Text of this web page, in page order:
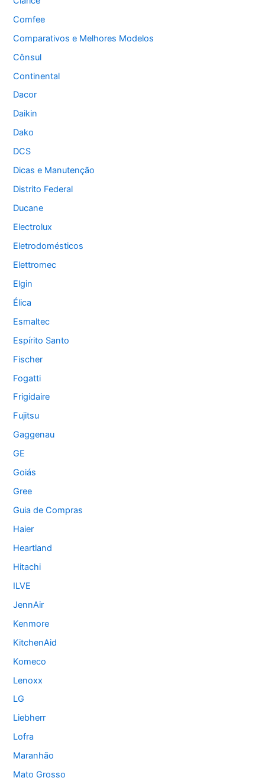
Comfee
Comparativos e Melhores Modelos
Cônsul
Continental
Dacor
Daikin
Dako
DCS
Dicas e Manutenção
Distrito Federal
Ducane
Electrolux
Eletrodomésticos
Elettromec
Elgin
Élica
Esmaltec
Espírito Santo
Fischer
Fogatti
Frigidaire
Fujitsu
Gaggenau
GE
Goiás
Gree
Guia de Compras
Haier
Heartland
Hitachi
ILVE
JennAir
Kenmore
KitchenAid
Komeco
Lenoxx
LG
Liebherr
Lofra
Maranhão
Mato Grosso